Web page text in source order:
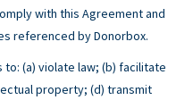
with this Agreement and
referenced by Donorbox.
(a) violate law; (b) facilitate
property; (d) transmit